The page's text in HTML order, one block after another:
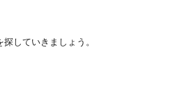
していきましょう。